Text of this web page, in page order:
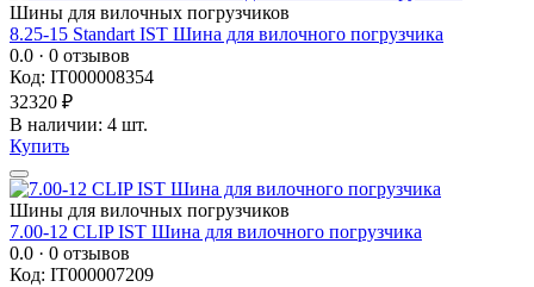
Шины для вилочных погрузчиков
8.25-15 Standart IST Шина для вилочного погрузчика
0.0 · 0 отзывов
Код: IT000008354
32320 ₽
В наличии: 4 шт.
Купить
Шины для вилочных погрузчиков
7.00-12 CLIP IST Шина для вилочного погрузчика
0.0 · 0 отзывов
Код: IT000007209